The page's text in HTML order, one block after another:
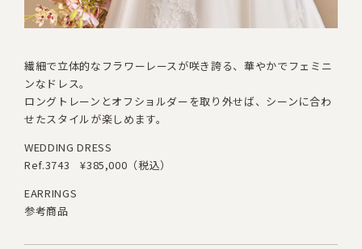
繊細で立体的なフラワーレースが咲き誇る、華やかでフェミニ
ンなドレス。
ロングトレーンとオフショルダーを取り外せば、シーンに合わ
せたスタイルが楽しめます。
WEDDING DRESS
Ref.3743
¥385,000（税込）
EARRINGS
参考商品